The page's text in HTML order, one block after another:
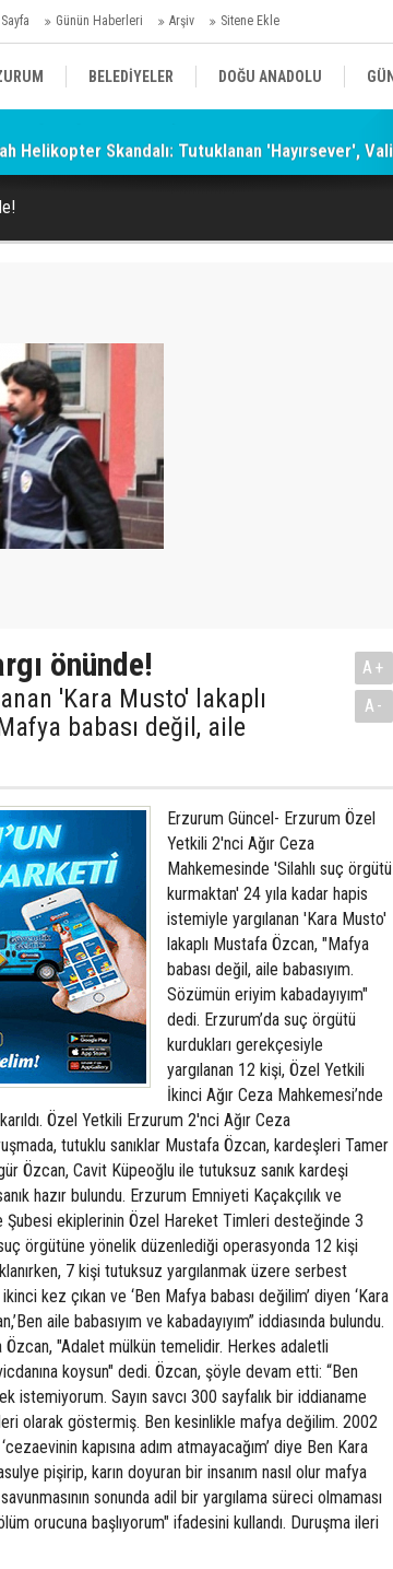
Günün Haberleri Arşiv Sitene Ekle
BELEDİYELER DOĞU ANADOLU
SİYASET AFAD/ SAVAŞ
KÜLTÜR/SANAT//MAĞAZİN
Helikopter Skandalı: Tutuklanan 'Hayırsever',
önünde!
'Kara Musto' lakaplı
babası değil, aile
A+
A-
Erzurum Güncel- Erzurum Özel
Yetkili 2'nci Ağır Ceza
Mahkemesinde 'Silahlı suç örgütü
kurmaktan' 24 yıla kadar hapis
istemiyle yargılanan 'Kara Musto'
lakaplı Mustafa Özcan, "Mafya
babası değil, aile babasıyım.
Sözümün eriyim kabadayıyım"
dedi. Erzurum’da suç örgütü
kurdukları gerekçesiyle
yargılanan 12 kişi, Özel Yetkili
İkinci Ağır Ceza Mahkemesi’nde
Özel Yetkili Erzurum 2'nci Ağır Ceza
tutuklu sanıklar Mustafa Özcan, kardeşleri Tamer
Özcan, Cavit Küpeoğlu ile tutuksuz sanık kardeşi
hazır bulundu. Erzurum Emniyeti Kaçakçılık ve
Şubesi ekiplerinin Özel Hareket Timleri desteğinde 3
örgütüne yönelik düzenlediği operasyonda 12 kişi
7 kişi tutuksuz yargılanmak üzere serbest
ikinci kez çıkan ve ‘Ben Mafya babası değilim’ diyen ‘Kara
aile babasıyım ve kabadayıyım” iddiasında bulundu.
Özcan, "Adalet mülkün temelidir. Herkes adaletli
koysun" dedi. Özcan, şöyle devam etti: “Ben
istemiyorum. Sayın savcı 300 sayfalık bir iddianame
olarak göstermiş. Ben kesinlikle mafya değilim. 2002
kapısına adım atmayacağım’ diye Ben Kara
pişirip, karın doyuran bir insanım nasıl olur mafya
sonunda adil bir yargılama süreci olmaması
orucuna başlıyorum" ifadesini kullandı. Duruşma ileri